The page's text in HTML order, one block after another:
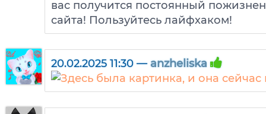
вас получится постоянный
сайта! Пользуйтесь лайфхаком!
20.02.2025 11:30 —anzheliska